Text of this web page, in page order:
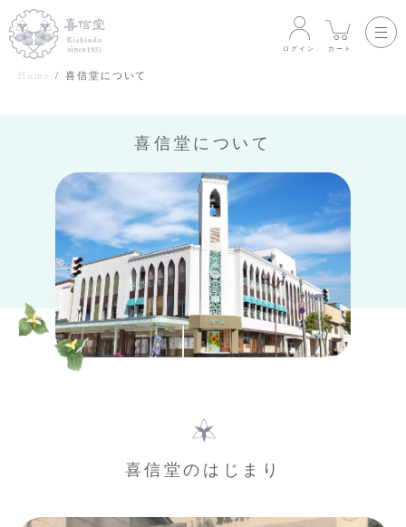
ログイン カート
Home 喜信堂について
喜信堂について
喜信堂のはじまり